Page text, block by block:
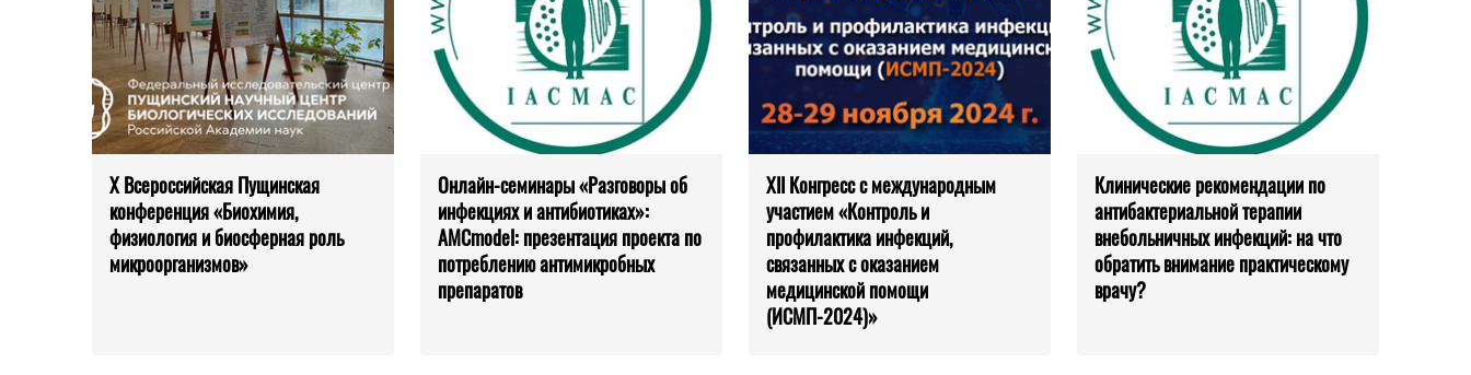
X Всероссийская Пущинская
конференция «Биохимия,
физиология и биосферная роль
микроорганизмов»
Онлайн-семинары «Разговоры об
инфекциях и антибиотиках»:
AMCmodel: презентация проекта по
потреблению антимикробных
препаратов
XII Конгресс с международным
участием «Контроль и
профилактика инфекций,
связанных с оказанием
медицинской помощи
(ИСМП-2024)»
Клинические рекомендации по
антибактериальной терапии
внебольничных инфекций: на что
обратить внимание практическому
врачу?